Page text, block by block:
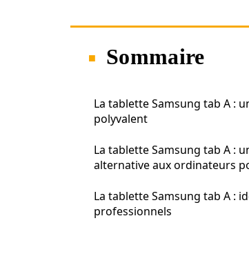
Sommaire
La tablette Samsung tab A :
polyvalent
La tablette Samsung tab A :
alternative aux ordinateurs
La tablette Samsung tab A :
professionnels